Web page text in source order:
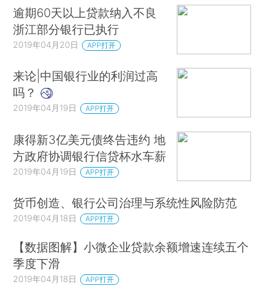
逾期60天以上贷款纳入不良
浙江部分银行已执行
2019年04月20日 APP打开
来论|中国银行业的利润过高
吗？
2019年04月19日 APP打开
康得新3亿美元债终告违约 地
方政府协调银行信贷杯水车薪
2019年04月19日 APP打开
货币创造、银行公司治理与系统性风险防范
2019年04月18日 APP打开
【数据图解】小微企业贷款余额增速连续五个
季度下滑
2019年04月18日 APP打开